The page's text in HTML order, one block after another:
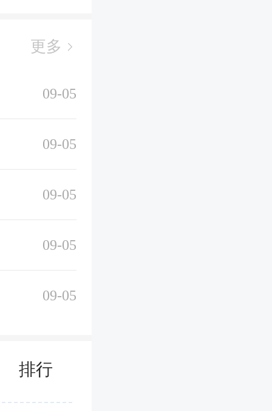
最适合
壁纸，
更多
09-05
09-05
09-05
09-05
09-05
排行